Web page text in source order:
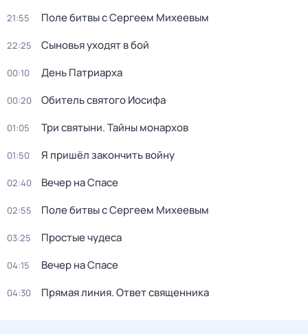
21:55 Поле битвы с Сергеем Михеевым
22:25 Сыновья уходят в бой
00:10 День Патриарха
00:20 Обитель святого Иосифа
01:05 Три святыни. Тайны монархов
01:50 Я пришёл закончить войну
02:40 Вечер на Спасе
02:55 Поле битвы с Сергеем Михеевым
03:25 Простые чудеса
04:15 Вечер на Спасе
04:30 Прямая линия. Ответ священника